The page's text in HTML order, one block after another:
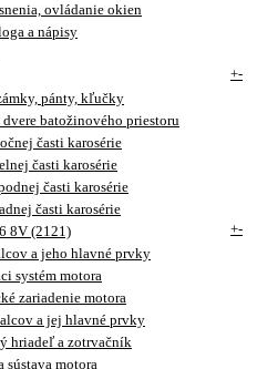
ovládanie okien
a nápisy
+-
pánty, kľučky
dvere batožinového priestoru
časti karosérie
časti karosérie
časti karosérie
časti karosérie
8V (2121)
+-
a jeho hlavné prvky
systém motora
zariadenie motora
a jej hlavné prvky
hriadeľ a zotrvačník
sústava motora